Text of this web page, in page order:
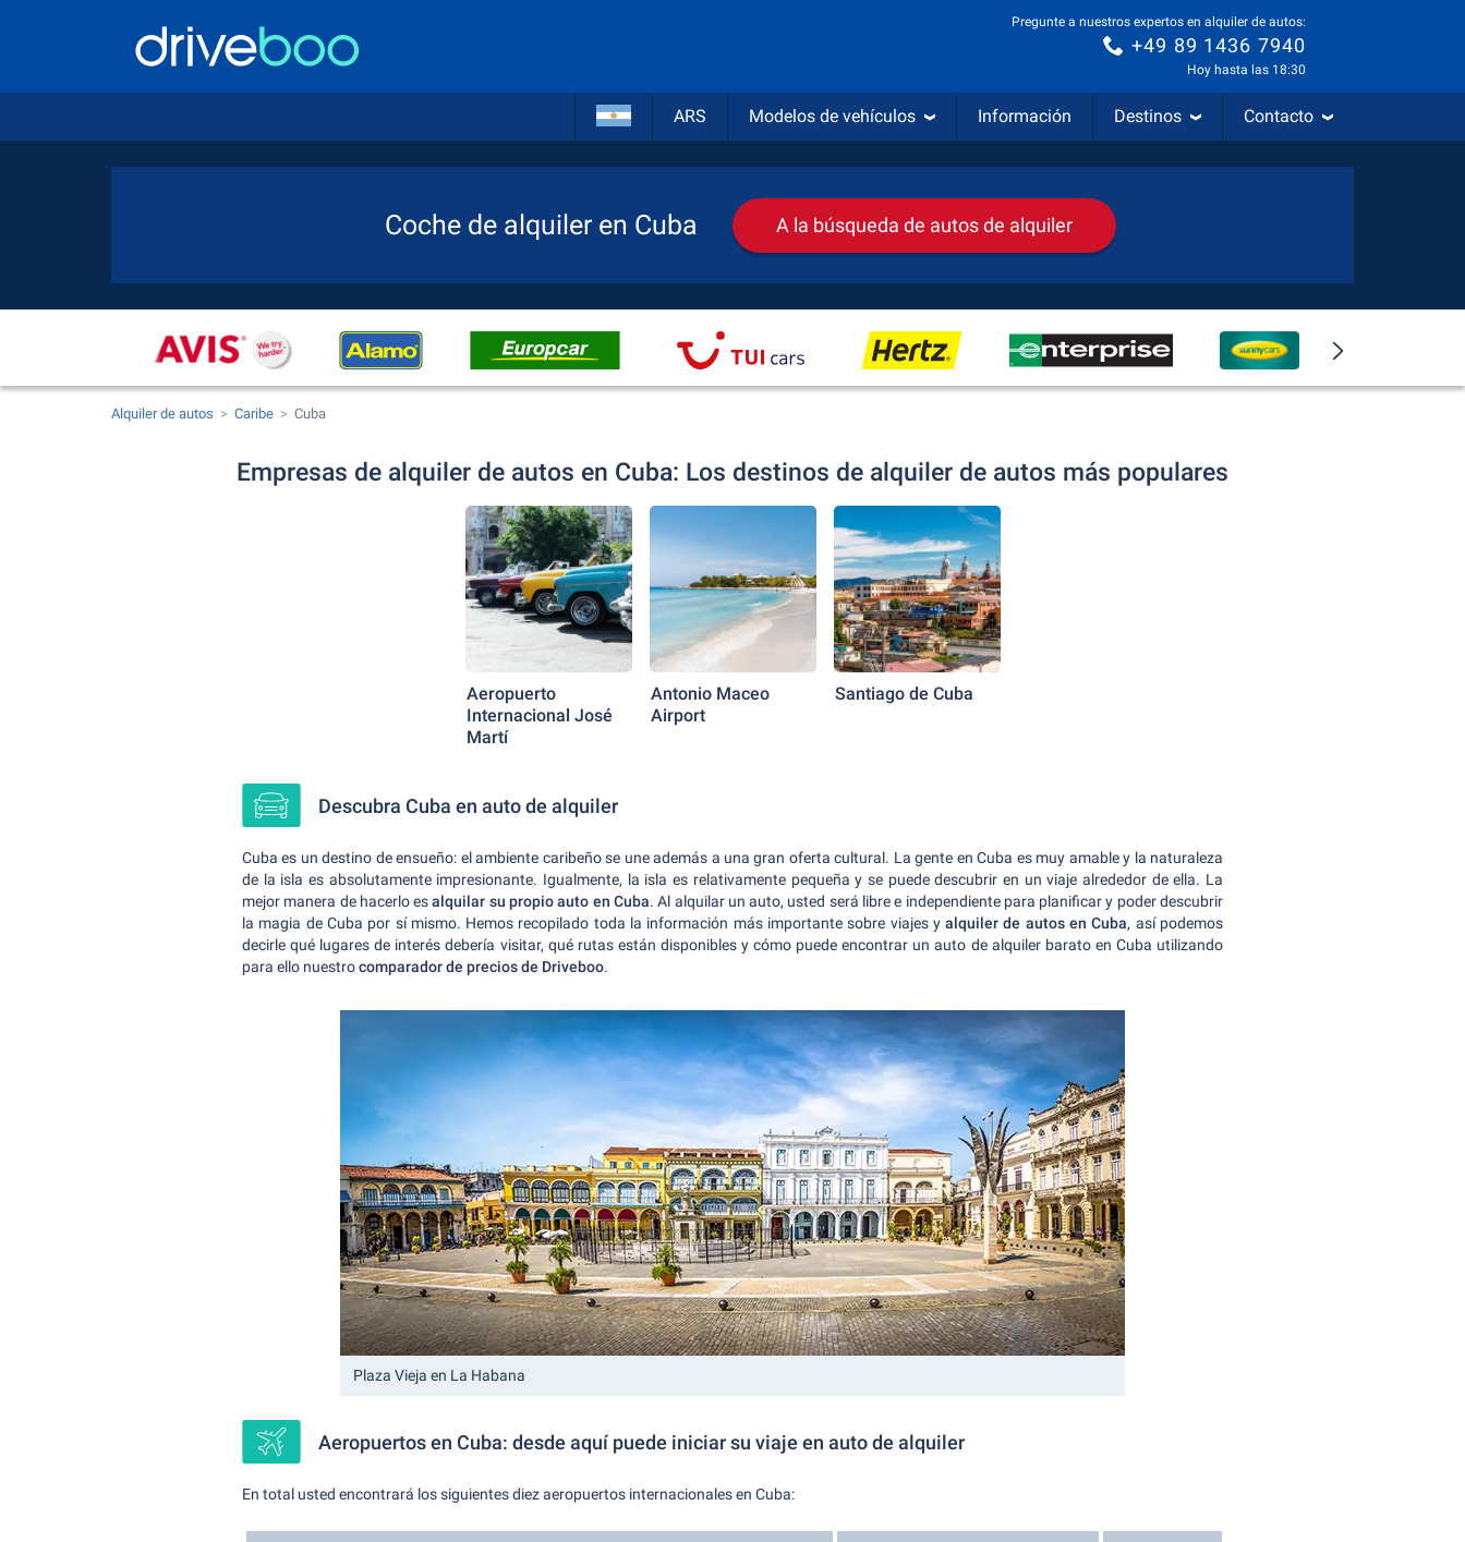
Pregunte a nuestros expertos en alquiler de autos:
+49 89 1436 7940
Hoy hasta las 18:30
ARS Modelos de vehículos Información Destinos Contacto
Coche de alquiler en Cuba A la búsqueda de autos de alquiler
Alquiler de autos Caribe Cuba
Empresas de alquiler de autos en Cuba: Los destinos de alquiler de autos más populares
Aeropuerto
Internacional José
Martí
Antonio Maceo
Airport
Santiago de Cuba
Descubra Cuba en auto de alquiler
Cuba es un destino de ensueño: el ambiente caribeño se une además a una gran oferta cultural. La gente en Cuba es muy amable y la naturaleza
de la isla es absolutamente impresionante. Igualmente, la isla es relativamente pequeña y se puede descubrir en un viaje alrededor de ella. La
mejor manera de hacerlo esalquilar su propio auto en Cuba. Al alquilar un auto, usted será libre e independiente para planificar y poder descubrir
la magia de Cuba por sí mismo. Hemos recopilado toda la información más importante sobre viajes yalquiler de autos en Cuba, así podemos
decirle qué lugares de interés debería visitar, qué rutas están disponibles y cómo puede encontrar un auto de alquiler barato en Cuba utilizando
para ello nuestrocomparador de precios de Driveboo.
Plaza Vieja en La Habana
Aeropuertos en Cuba: desde aquí puede iniciar su viaje en auto de alquiler
En total usted encontrará los siguientes diez aeropuertos internacionales en Cuba: